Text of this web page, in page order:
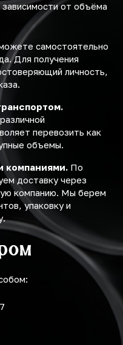
от объёма
самостоятельно
Для получения
личность,
перевозить как
объемы.
компаниями. По
доставку через
компанию. Мы берем
упаковку и